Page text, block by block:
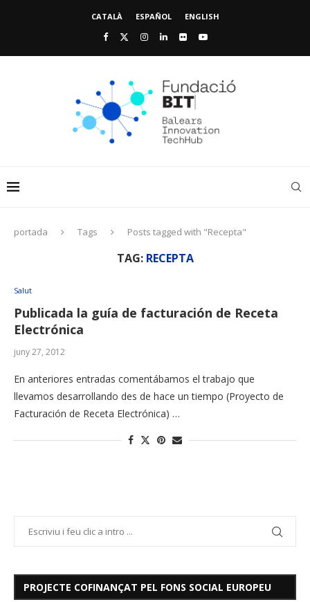
CATALÀ ESPAÑOL ENGLISH
portada Tags Posts tagged with "Recepta"
TAG: RECEPTA
Salut
Publicada la guía de facturación de Receta
Electrónica
juny 27, 2012
En anteriores entradas comentábamos el trabajo que
llevamos desarrollando des de hace un tiempo (Proyecto de
Facturación de Receta Electrónica) …
PROJECTE COFINANÇAT PEL FONS SOCIAL EUROPEU